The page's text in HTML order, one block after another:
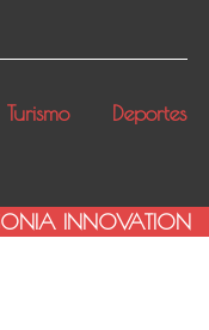
Turismo
Deportes
INNOVATION